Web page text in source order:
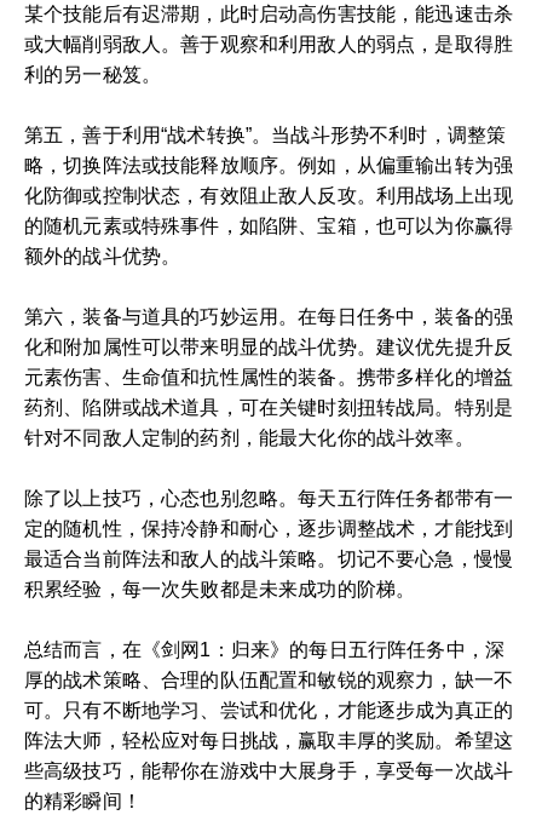
某个技能后有迟滞期，此时启动高伤害技能，能迅速击杀
或大幅削弱敌人。善于观察和利用敌人的弱点，是取得胜
利的另一秘笈。
第五，善于利用“战术转换”。当战斗形势不利时，调整策
略，切换阵法或技能释放顺序。例如，从偏重输出转为强
化防御或控制状态，有效阻止敌人反攻。利用战场上出现
的随机元素或特殊事件，如陷阱、宝箱，也可以为你赢得
额外的战斗优势。
第六，装备与道具的巧妙运用。在每日任务中，装备的强
化和附加属性可以带来明显的战斗优势。建议优先提升反
元素伤害、生命值和抗性属性的装备。携带多样化的增益
药剂、陷阱或战术道具，可在关键时刻扭转战局。特别是
针对不同敌人定制的药剂，能最大化你的战斗效率。
除了以上技巧，心态也别忽略。每天五行阵任务都带有一
定的随机性，保持冷静和耐心，逐步调整战术，才能找到
最适合当前阵法和敌人的战斗策略。切记不要心急，慢慢
积累经验，每一次失败都是未来成功的阶梯。
总结而言，在《剑网1：归来》的每日五行阵任务中，深
厚的战术策略、合理的队伍配置和敏锐的观察力，缺一不
可。只有不断地学习、尝试和优化，才能逐步成为真正的
阵法大师，轻松应对每日挑战，赢取丰厚的奖励。希望这
些高级技巧，能帮你在游戏中大展身手，享受每一次战斗
的精彩瞬间！